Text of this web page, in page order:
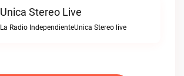
Unica Stereo Live
La Radio IndependienteUnica Stereo live